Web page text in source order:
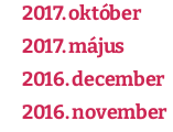
2017. október
2017. május
2016. december
2016. november